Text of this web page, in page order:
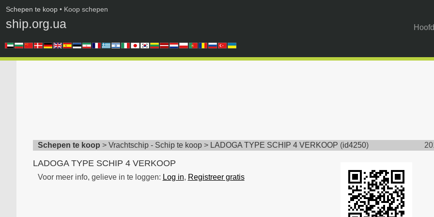
Schepen te koop • Koop schepen
ship.org.ua
Schepen te koop > Vrachtschip - Schip te koop> LADOGA TYPE SCHIP 4 VERKOOP (id4250)
LADOGA TYPE SCHIP 4 VERKOOP
Voor meer info, gelieve in te loggen: Log in, Registreer gratis